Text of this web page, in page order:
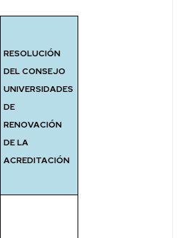
RESOLUCIÓN
DEL CONSEJO
UNIVERSIDADES
DE
RENOVACIÓN
DE LA
ACREDITACIÓN